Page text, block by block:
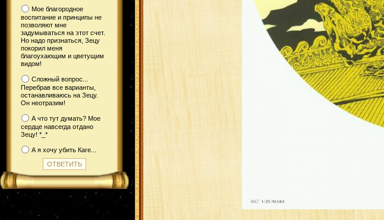
Мое благородное
воспитание и принципы не
позволяют мне
задумываться на этот счет.
Но надо признаться, Зецу
покорил меня
благоухающим и цветущим
видом!
Сложный вопрос...
Перебрав все варианты,
останавливаюсь на Зецу.
Он неотразим!
А что тут думать? Мое
сердце навсегда отдано
Зецу! *_*
А я хочу убить Каге...